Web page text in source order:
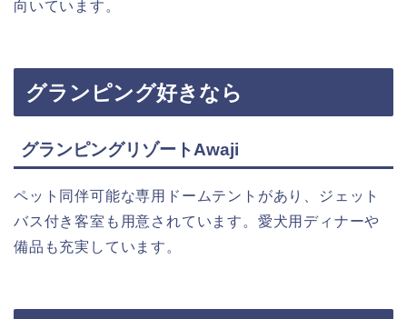
向いています。
グランピング好きなら
グランピングリゾートAwaji
ペット同伴可能な専用ドームテントがあり、ジェット
バス付き客室も用意されています。愛犬用ディナーや
備品も充実しています。